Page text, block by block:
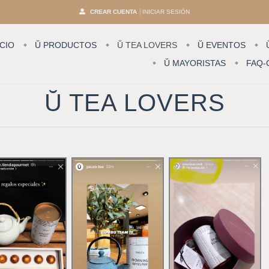
CREAR CUENTA INICIAR SESIÓN
Ŭ PRODUCTOS Ŭ TEA LOVERS Ŭ EVENTOS
Ŭ MAYORISTAS
FAQ-
Ŭ TEA LOVERS